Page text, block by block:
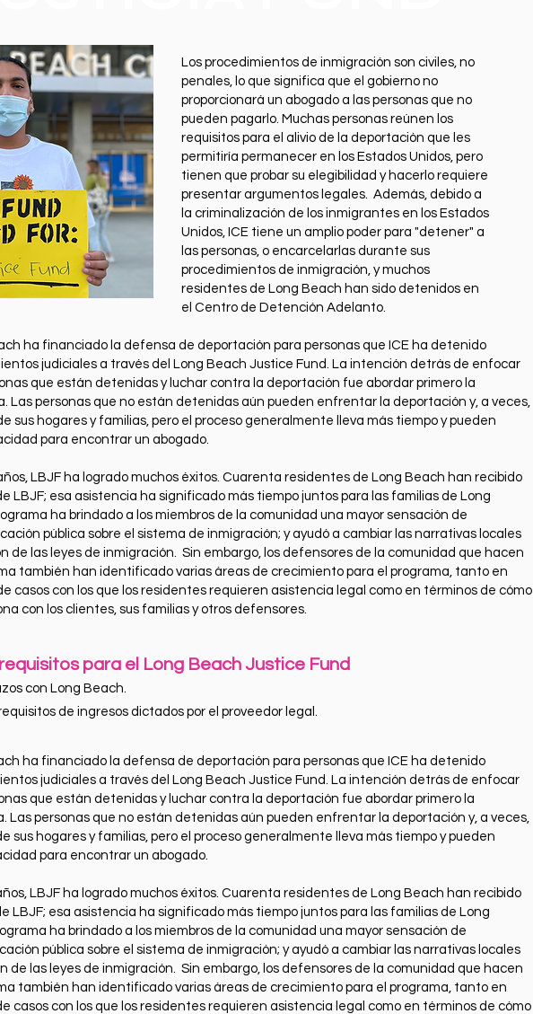
Los procedimientos de inmigración son civiles, no
penales, lo que significa que el gobierno no
proporcionará un abogado a las personas que no
pueden pagarlo. Muchas personas reúnen los
requisitos para el alivio de la deportación que les
permitiría permanecer en los Estados Unidos, pero
tienen que probar su elegibilidad y hacerlo requiere
presentar argumentos legales. Además, debido a
la criminalización de los inmigrantes en los Estados
Unidos, ICE tiene un amplio poder para "detener" a
las personas, o encarcelarlas durante sus
procedimientos de inmigración, y muchos
residentes de Long Beach han sido detenidos en
el Centro de Detención Adelanto.
ha financiado la defensa de deportación para personas que ICE ha detenido
judiciales a través del Long Beach Justice Fund. La intención detrás de enfocar
que están detenidas y luchar contra la deportación fue abordar primero la
Las personas que no están detenidas aún pueden enfrentar la deportación y, a veces,
sus hogares y familias, pero el proceso generalmente lleva más tiempo y pueden
para encontrar un abogado.
LBJF ha logrado muchos éxitos. Cuarenta residentes de Long Beach han recibido
LBJF; esa asistencia ha significado más tiempo juntos para las familias de Long
ha brindado a los miembros de la comunidad una mayor sensación de
pública sobre el sistema de inmigración; y ayudó a cambiar las narrativas locales
de las leyes de inmigración. Sin embargo, los defensores de la comunidad que hacen
también han identificado varias áreas de crecimiento para el programa, tanto en
casos con los que los residentes requieren asistencia legal como en términos de cómo
con los clientes, sus familias y otros defensores.
para el Long Beach Justice Fund
con Long Beach.
de ingresos dictados por el proveedor legal.
ha financiado la defensa de deportación para personas que ICE ha detenido
judiciales a través del Long Beach Justice Fund. La intención detrás de enfocar
que están detenidas y luchar contra la deportación fue abordar primero la
Las personas que no están detenidas aún pueden enfrentar la deportación y, a veces,
sus hogares y familias, pero el proceso generalmente lleva más tiempo y pueden
para encontrar un abogado.
LBJF ha logrado muchos éxitos. Cuarenta residentes de Long Beach han recibido
LBJF; esa asistencia ha significado más tiempo juntos para las familias de Long
ha brindado a los miembros de la comunidad una mayor sensación de
pública sobre el sistema de inmigración; y ayudó a cambiar las narrativas locales
de las leyes de inmigración. Sin embargo, los defensores de la comunidad que hacen
también han identificado varias áreas de crecimiento para el programa, tanto en
casos con los que los residentes requieren asistencia legal como en términos de cómo